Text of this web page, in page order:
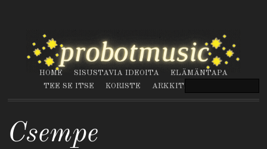
HOME SISUSTAVIA IDEOITA
ELÄMÄNTAPA
TEE SE ITSE
KORISTE ARKKITEHTUURI
Csempe